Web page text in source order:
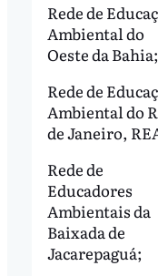
Rede de
Ambiental do
Oeste da Bahia;
Rede de
Ambiental do
de Janeiro,
Rede de
Educadores
Ambientais da
Baixada de
Jacarepaguá;